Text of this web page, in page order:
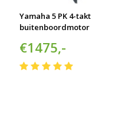
Yamaha 5 PK 4-takt
buitenboordmotor
€1475,-